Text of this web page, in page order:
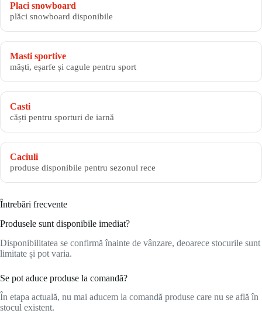
Placi snowboard
plăci snowboard disponibile
Masti sportive
măști, eșarfe și cagule pentru sport
Casti
căști pentru sporturi de iarnă
Caciuli
produse disponibile pentru sezonul rece
Întrebări frecvente
Produsele sunt disponibile imediat?
Disponibilitatea se confirmă înainte de vânzare, deoarece stocurile sunt
limitate și pot varia.
Se pot aduce produse la comandă?
În etapa actuală, nu mai aducem la comandă produse care nu se află în
stocul existent.